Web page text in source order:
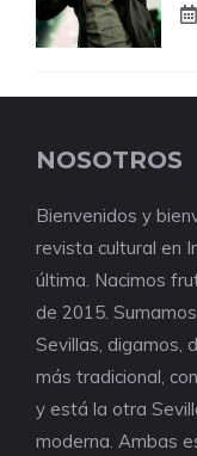
NOSOTROS
Bienvenidos y
revista cultural en
última. Nacimos
de 2015.
Sevillas, digamos,
más tradicional,
y está la otra
moderna. Ambas